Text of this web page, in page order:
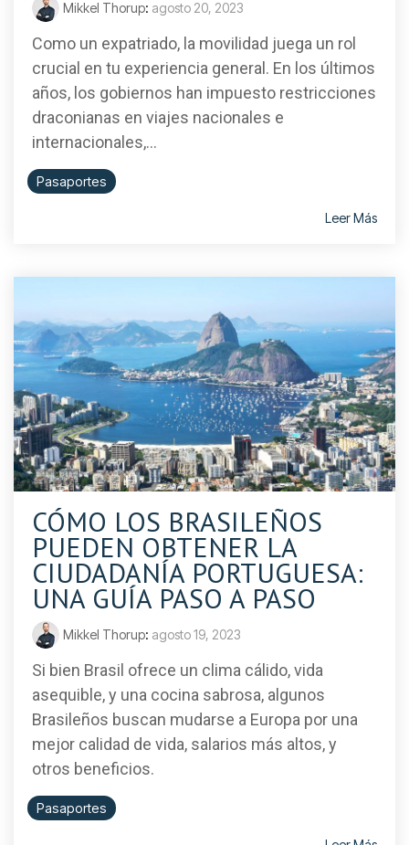
Mikkel Thorup: agosto 20, 2023
Como un expatriado, la movilidad juega un rol
crucial en tu experiencia general. En los últimos
años, los gobiernos han impuesto restricciones
draconianas en viajes nacionales e
internacionales,...
Pasaportes
Leer Más
CÓMO LOS BRASILEÑOS
PUEDEN OBTENER LA
CIUDADANÍA PORTUGUESA:
UNA GUÍA PASO A PASO
Mikkel Thorup: agosto 19, 2023
Si bien Brasil ofrece un clima cálido, vida
asequible, y una cocina sabrosa, algunos
Brasileños buscan mudarse a Europa por una
mejor calidad de vida, salarios más altos, y
otros beneficios.
Pasaportes